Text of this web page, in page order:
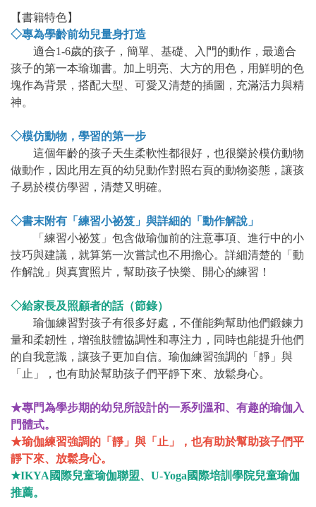
【書籍特色】
◇專為學齡前幼兒量身打造
適合1-6歲的孩子，簡單、基礎、入門的動作，最適合
孩子的第一本瑜珈書。加上明亮、大方的用色，用鮮明的色
塊作為背景，搭配大型、可愛又清楚的插圖，充滿活力與精
神。
◇模仿動物，學習的第一步
這個年齡的孩子天生柔軟性都很好，也很樂於模仿動物
做動作，因此用左頁的幼兒動作對照右頁的動物姿態，讓孩
子易於模仿學習，清楚又明確。
◇書末附有「練習小祕笈」與詳細的「動作解說」
「練習小祕笈」包含做瑜伽前的注意事項、進行中的小
技巧與建議，就算第一次嘗試也不用擔心。詳細清楚的「動
作解說」與真實照片，幫助孩子快樂、開心的練習！
◇給家長及照顧者的話（節錄）
瑜伽練習對孩子有很多好處，不僅能夠幫助他們鍛鍊力
量和柔韌性，增強肢體協調性和專注力，同時也能提升他們
的自我意識，讓孩子更加自信。瑜伽練習強調的「靜」與
「止」，也有助於幫助孩子們平靜下來、放鬆身心。
★專門為學步期的幼兒所設計的一系列溫和、有趣的瑜伽入
門體式。
★瑜伽練習強調的「靜」與「止」，也有助於幫助孩子們平
靜下來、放鬆身心。
★IKYA國際兒童瑜伽聯盟、U-Yoga國際培訓學院兒童瑜伽
推薦。